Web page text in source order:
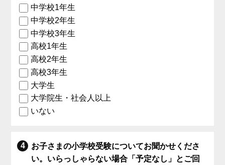
中学校1年生
中学校2年生
中学校3年生
高校1年生
高校2年生
高校3年生
大学生
大学院生・社会人以上
いない
お子さまの小学校受験についてお聞かせくださ
い。いらっしゃらない場合「予定なし」とご回